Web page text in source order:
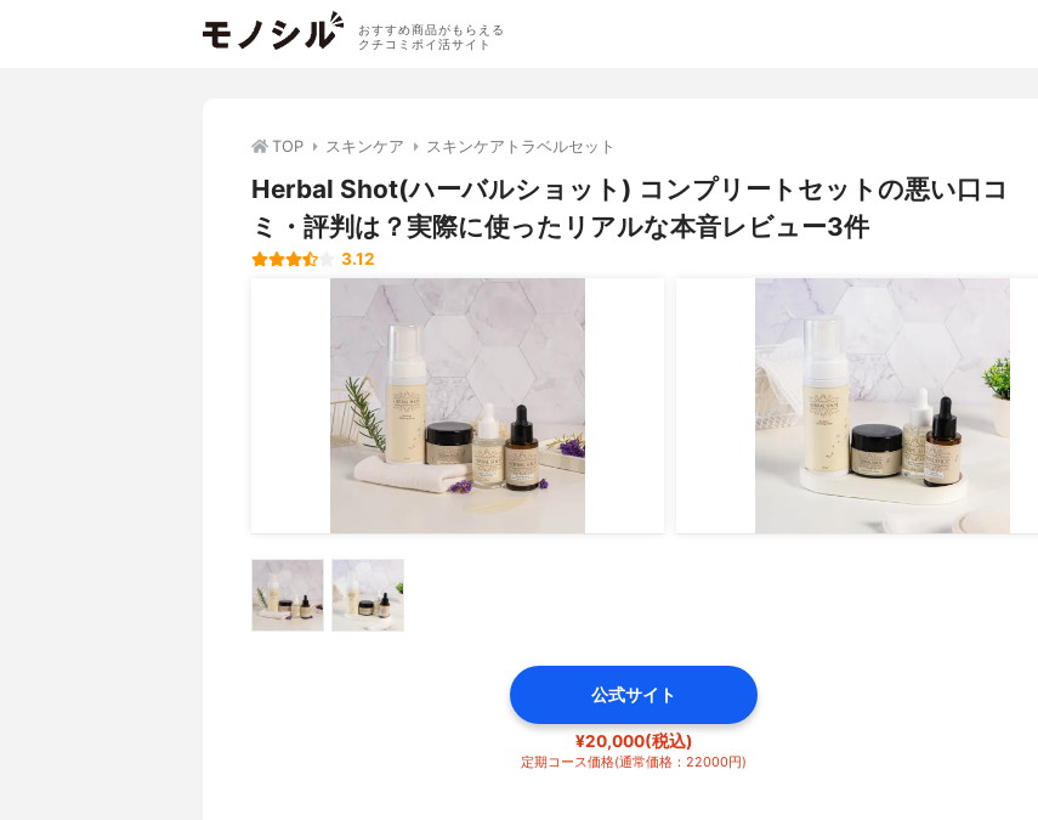
おすすめ商品がもらえる
クチコミポイ活サイト
TOP スキンケア スキンケアトラベルセット
Herbal Shot(ハーバルショット) コンプリートセットの悪い口コ
ミ・評判は？実際に使ったリアルな本音レビュー3件
3.12
公式サイト
¥20,000(税込)
定期コース価格(通常価格：22000円)